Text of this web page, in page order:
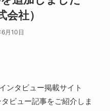
社）
月10日
ンタビュー掲載サイト
ビュー記事をご紹介しま